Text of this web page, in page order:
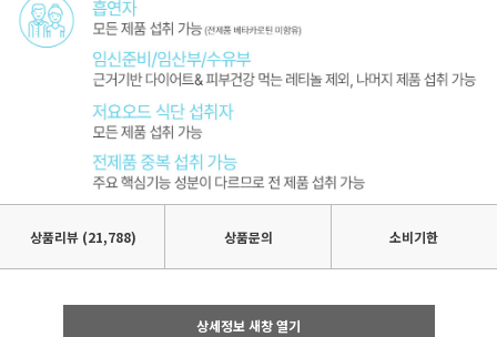
상품리뷰 (21,788) 상품문의 소비기한
상세정보 새창 열기